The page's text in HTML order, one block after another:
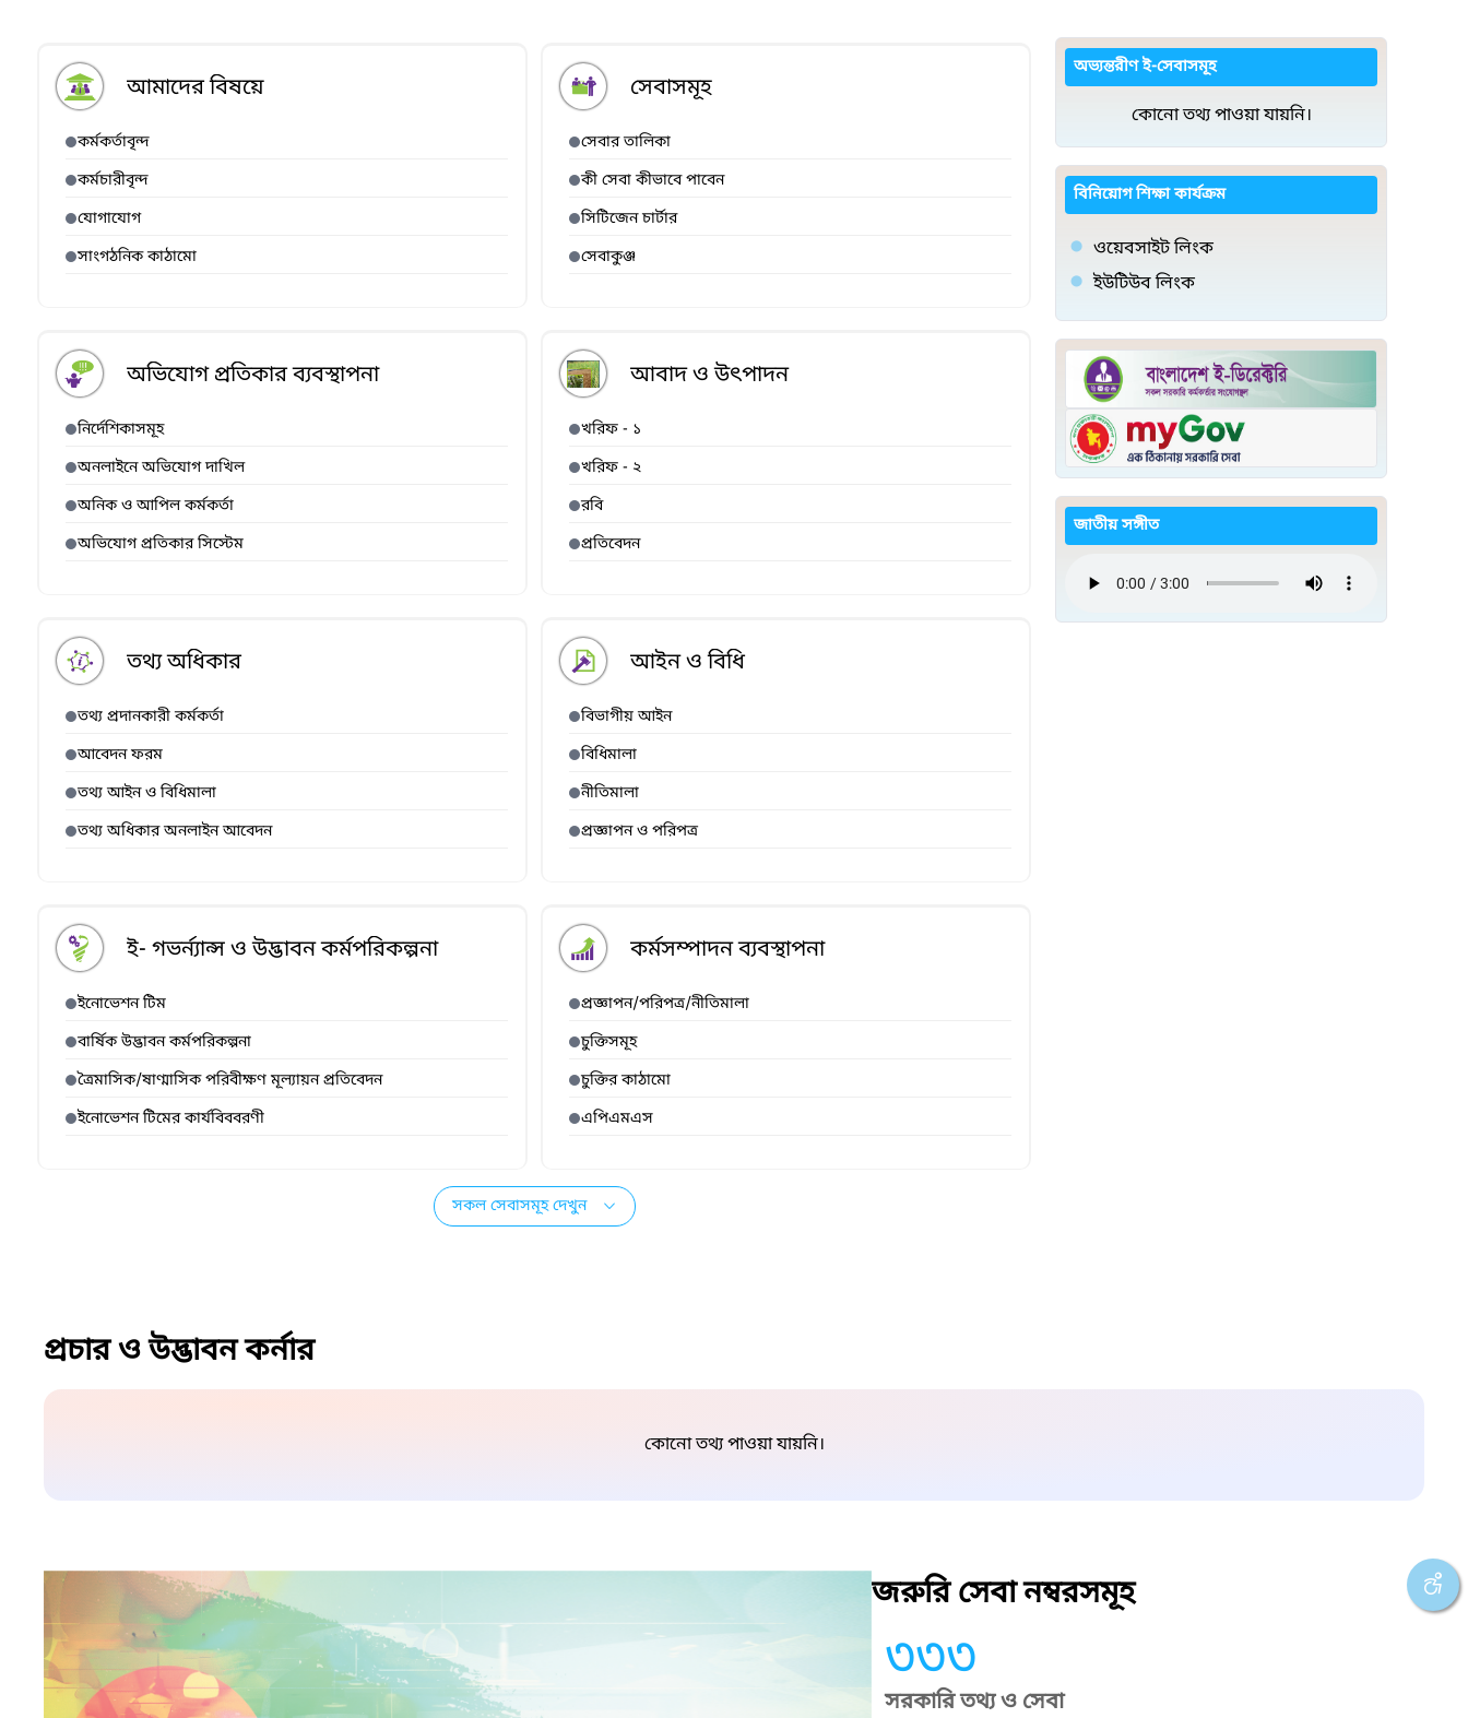
আমাদের বিষয়ে
কর্মকর্তাবৃন্দ
কর্মচারীবৃন্দ
যোগাযোগ
সাংগঠনিক কাঠামো
সেবাসমূহ
সেবার তালিকা
কী সেবা কীভাবে পাবেন
সিটিজেন চার্টার
সেবাকুঞ্জ
অভিযোগ প্রতিকার ব্যবস্থাপনা
নির্দেশিকাসমূহ
অনলাইনে অভিযোগ দাখিল
অনিক ও আপিল কর্মকর্তা
অভিযোগ প্রতিকার সিস্টেম
আবাদ ও উৎপাদন
খরিফ - ১
খরিফ - ২
রবি
প্রতিবেদন
তথ্য অধিকার
তথ্য প্রদানকারী কর্মকর্তা
আবেদন ফরম
তথ্য আইন ও বিধিমালা
তথ্য অধিকার অনলাইন আবেদন
আইন ও বিধি
বিভাগীয় আইন
বিধিমালা
নীতিমালা
প্রজ্ঞাপন ও পরিপত্র
ই- গভর্ন্যান্স ও উদ্ভাবন কর্মপরিকল্পনা
ইনোভেশন টিম
বার্ষিক উদ্ভাবন কর্মপরিকল্পনা
ত্রৈমাসিক/ষাণ্মাসিক পরিবীক্ষণ মূল্যায়ন প্রতিবেদন
ইনোভেশন টিমের কার্যবিববরণী
কর্মসম্পাদন ব্যবস্থাপনা
প্রজ্ঞাপন/পরিপত্র/নীতিমালা
চুক্তিসমূহ
চুক্তির কাঠামো
এপিএমএস
সকল সেবাসমূহ দেখুন
অভ্যন্তরীণ ই-সেবাসমূহ
কোনো তথ্য পাওয়া যায়নি।
বিনিয়োগ শিক্ষা কার্যক্রম
ওয়েবসাইট লিংক
ইউটিউব লিংক
জাতীয় সঙ্গীত
প্রচার ও উদ্ভাবন কর্নার
কোনো তথ্য পাওয়া যায়নি।
জরুরি সেবা নম্বরসমূহ
৩৩৩
সরকারি তথ্য ও সেবা